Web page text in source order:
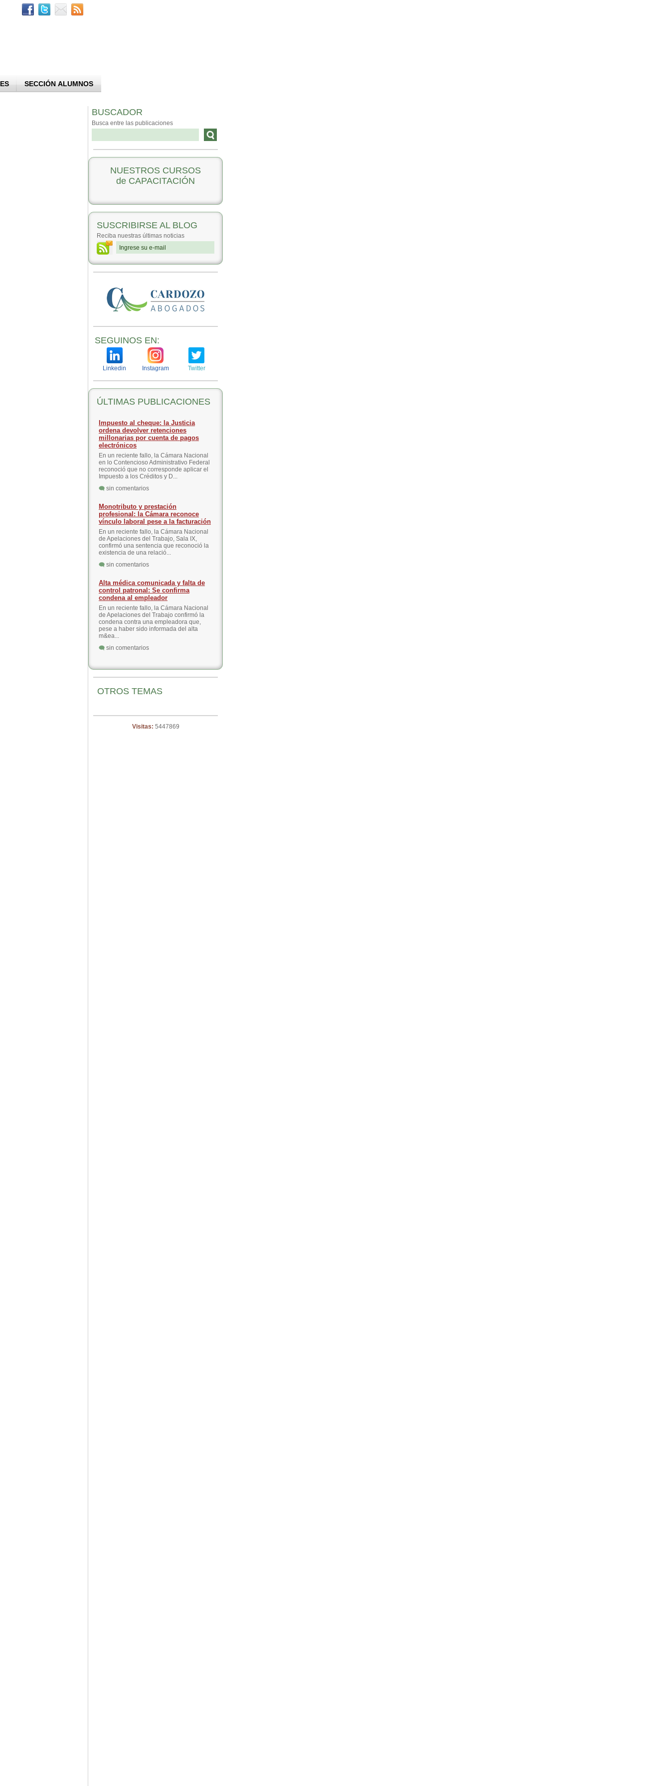
SECCIÓN ALUMNOS
BUSCADOR
Busca entre las publicaciones
NUESTROS CURSOS
de CAPACITACIÓN
SUSCRIBIRSE AL BLOG
Reciba nuestras últimas noticias
SEGUINOS EN:
Linkedin Instagram Twitter
ÚLTIMAS PUBLICACIONES
Impuesto al cheque: la Justicia
ordena devolver retenciones
millonarias por cuenta de pagos
electrónicos
En un reciente fallo, la Cámara Nacional
en lo Contencioso Administrativo Federal
reconoció que no corresponde aplicar el
Impuesto a los Créditos y D...
sin comentarios
Monotributo y prestación
profesional: la Cámara reconoce
vínculo laboral pese a la facturación
En un reciente fallo, la Cámara Nacional
de Apelaciones del Trabajo, Sala IX,
confirmó una sentencia que reconoció la
existencia de una relació...
sin comentarios
Alta médica comunicada y falta de
control patronal: Se confirma
condena al empleador
En un reciente fallo, la Cámara Nacional
de Apelaciones del Trabajo confirmó la
condena contra una empleadora que,
pese a haber sido informada del alta
m&ea...
sin comentarios
OTROS TEMAS
Visitas: 5447869